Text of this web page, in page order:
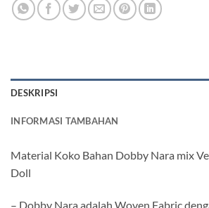
DESKRIPSI
INFORMASI TAMBAHAN
Material Koko Bahan Dobby Nara mix
Doll
– Dobby Nara adalah Woven Fabric